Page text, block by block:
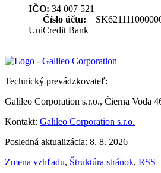
IČO: 34 007 521
Číslo účtu:
UniCredit Bank
Technický prevádzkovateľ:
Galileo Corporation s.r.o., Čierna Voda
Kontakt: Galileo Corporation s.r.o.
Posledná aktualizácia: 8. 8. 2026
Zmena vzhľadu, Štruktúra stránok, RSS